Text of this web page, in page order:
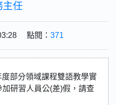
主任
點閱： 371
部分領域課程雙語教學實
研習人員公(差)假，請查